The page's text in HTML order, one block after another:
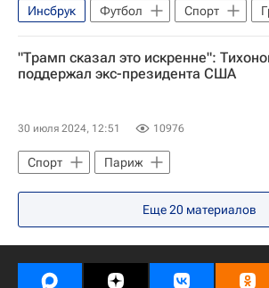
Инсбрук Футбол Спорт
Австрия
Даниил Худяков
Жирона
Аустрия (Вена)
"Трамп сказал это искренне":
поддержал экс-президента США
30 июля 2024, 12:51 10976
Спорт
Париж
Александр Тихонов
Международный олимпийский комитет
Летние Олимпийские игры 2024
Дональд Трамп
Россия
США
Еще20 материалов